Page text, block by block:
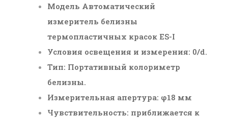
Модель Автоматический
измеритель белизны
термопластичных красок ES-I
Условия освещения и измерения: 0/d.
Тип: Портативный колориметр
белизны.
Измерительная апертура: φ18 мм
Чувствительность: приближается к